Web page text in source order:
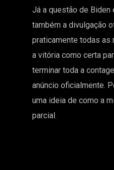
Já a questão de Biden
também a divulgação
praticamente todas as
a vitória como certa
terminar toda a
anúncio oficialmente.
uma ideia de como a
parcial.